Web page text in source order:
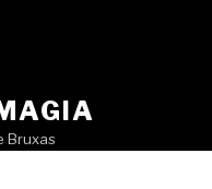
Bruxas